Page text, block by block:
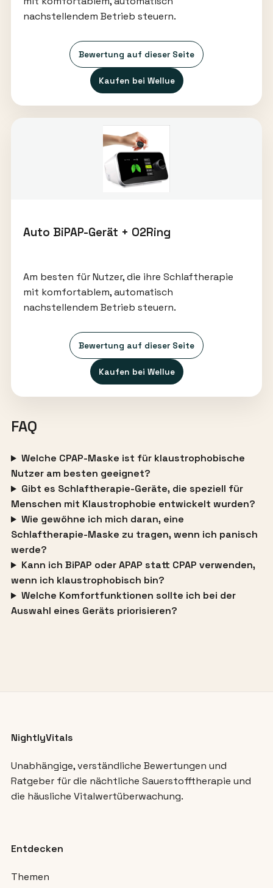
nachstellendem Betrieb steuern.
Bewertung auf dieser Seite
Kaufen bei Wellue
Auto BiPAP-Gerät + O2Ring
Am besten für Nutzer, die ihre Schlaftherapie
mit komfortablem, automatisch
nachstellendem Betrieb steuern.
Bewertung auf dieser Seite
Kaufen bei Wellue
FAQ
Welche CPAP-Maske ist für klaustrophobische
Nutzer am besten geeignet?
Gibt es Schlaftherapie-Geräte, die speziell für
Menschen mit Klaustrophobie entwickelt wurden?
Wie gewöhne ich mich daran, eine
Schlaftherapie-Maske zu tragen, wenn ich panisch
werde?
Kann ich BiPAP oder APAP statt CPAP verwenden,
wenn ich klaustrophobisch bin?
Welche Komfortfunktionen sollte ich bei der
Auswahl eines Geräts priorisieren?
NightlyVitals
Unabhängige, verständliche Bewertungen und
Ratgeber für die nächtliche Sauerstofftherapie und
die häusliche Vitalwertüberwachung.
Entdecken
Themen